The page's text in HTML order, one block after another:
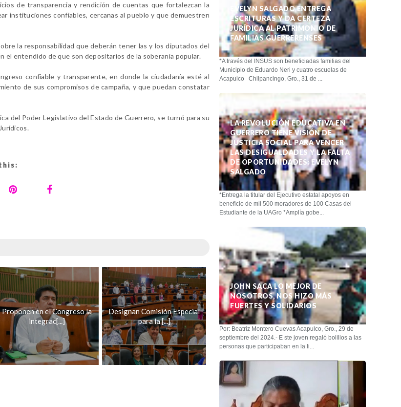
de transparencia y rendición de cuentas que fortalezcan la
instituciones confiables, cercanas al pueblo y que demuestren
la responsabilidad que deberán tener las y los diputados del
el entendido de que son depositarios de la soberanía popular.
confiable y transparente, en donde la ciudadanía esté al
de sus compromisos de campaña, y que puedan constatar
del Poder Legislativo del Estado de Guerrero, se turnó para su
Proponen en el Congreso la
integrac[...]
Designan Comisión Especial
para la [...]
EVELYN SALGADO ENTREGA
ESCRITURAS Y DA CERTEZA
JURÍDICA AL PATRIMONIO DE
FAMILIAS GUERRERENSES
*A través del INSUS son beneficiadas familias del
Municipio de Eduardo Neri y cuatro escuelas de
Acapulco Chilpancingo, Gro., 31 de ...
LA REVOLUCIÓN EDUCATIVA EN
GUERRERO TIENE VISIÓN DE
JUSTICIA SOCIAL PARA VENCER
LAS DESIGUALDADES Y LA FALTA
DE OPORTUNIDADES: EVELYN
SALGADO
*Entrega la titular del Ejecutivo estatal apoyos en
beneficio de mil 500 moradores de 100 Casas del
Estudiante de la UAGro *Amplía gobe...
JOHN SACA LO MEJOR DE
NOSOTROS, NOS HIZO MÁS
FUERTES Y SOLIDARIOS
Por: Beatriz Montero Cuevas Acapulco, Gro., 29 de
septiembre del 2024.- E ste joven regaló bolillos a las
personas que participaban en la li...